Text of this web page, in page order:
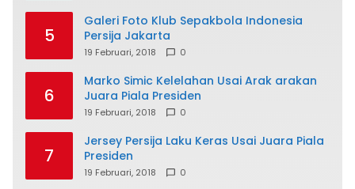
5
Galeri Foto Klub Sepakbola Indonesia
Persija Jakarta
19 Februari, 2018 0
6
Marko Simic Kelelahan Usai Arak arakan
Juara Piala Presiden
19 Februari, 2018 0
7
Jersey Persija Laku Keras Usai Juara Piala
Presiden
19 Februari, 2018 0